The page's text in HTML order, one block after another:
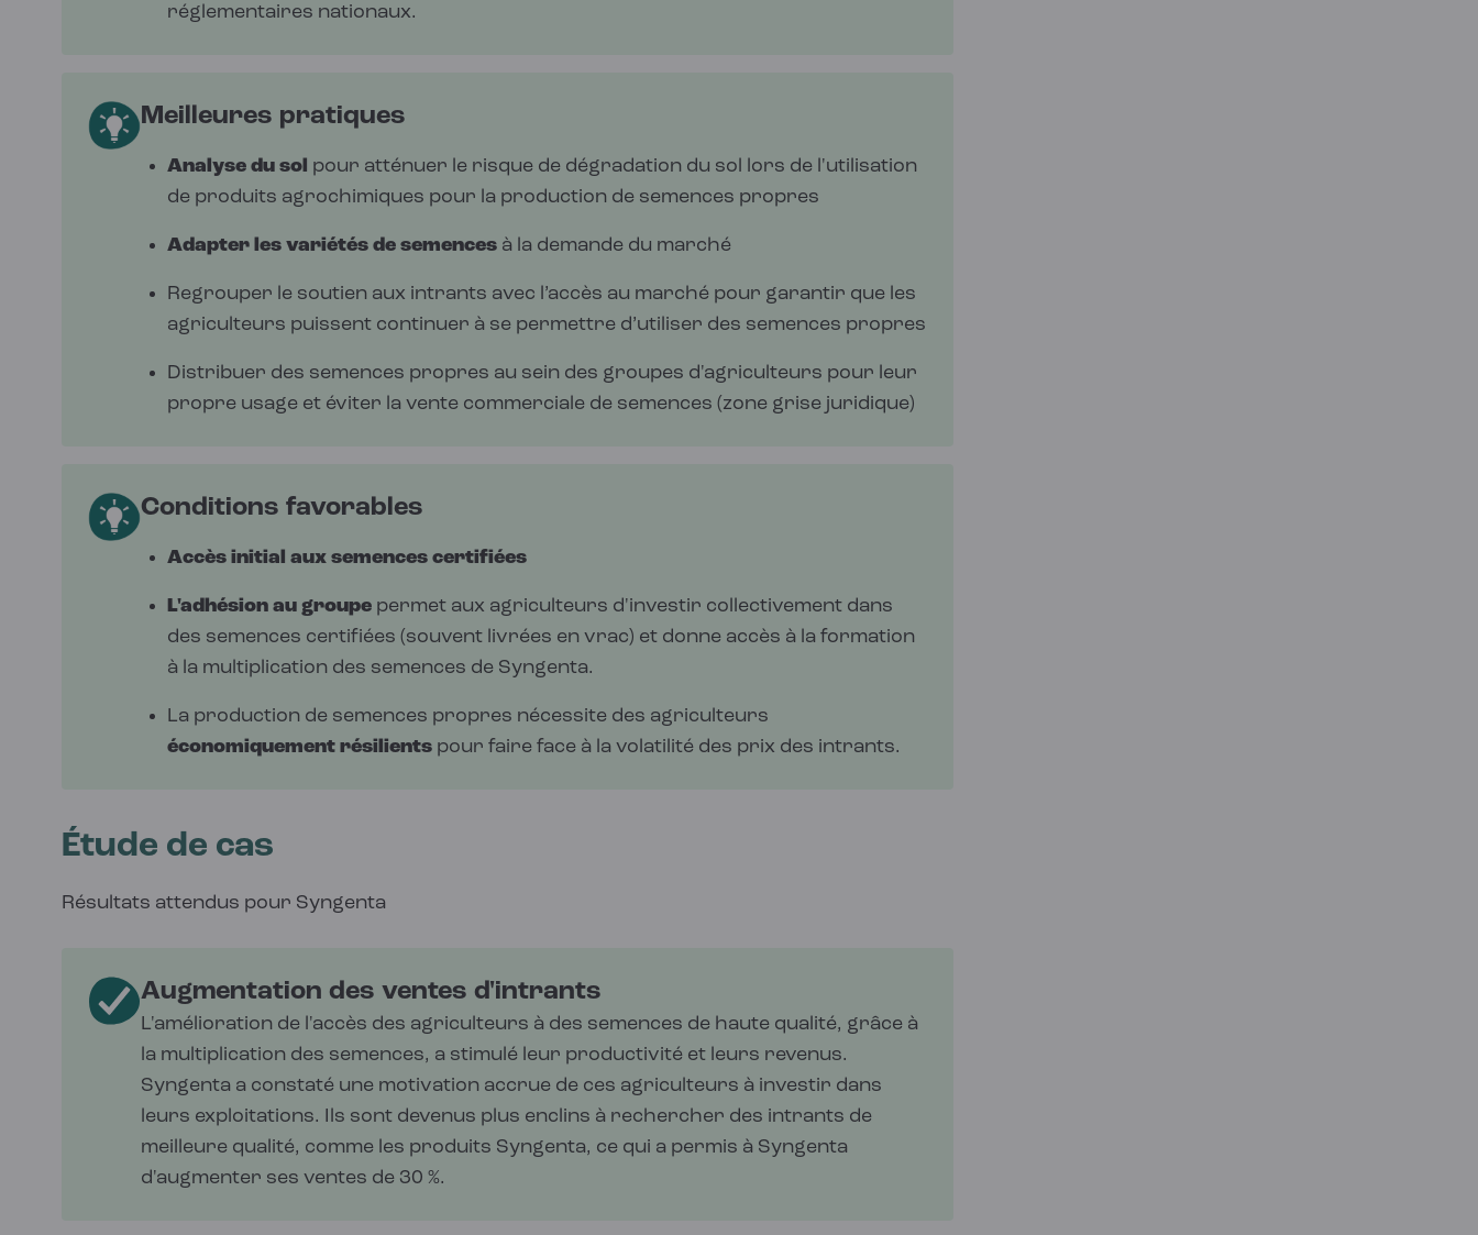
réglementaires nationaux.
Meilleures pratiques
Analyse du sol pour atténuer le risque de dégradation du sol lors de l'utilisation
de produits agrochimiques pour la production de semences propres
Adapter les variétés de semences à la demande du marché
Regrouper le soutien aux intrants avec l’accès au marché pour garantir que les
agriculteurs puissent continuer à se permettre d’utiliser des semences propres
Distribuer des semences propres au sein des groupes d'agriculteurs pour leur
propre usage et éviter la vente commerciale de semences (zone grise juridique)
Conditions favorables
Accès initial aux semences certifiées
L'adhésion au groupe permet aux agriculteurs d'investir collectivement dans
des semences certifiées (souvent livrées en vrac) et donne accès à la formation
à la multiplication des semences de Syngenta.
La production de semences propres nécessite des agriculteurs
économiquement résilients pour faire face à la volatilité des prix des intrants.
Étude de cas
Résultats attendus pour Syngenta
Augmentation des ventes d'intrants
L'amélioration de l'accès des agriculteurs à des semences de haute qualité, grâce à
la multiplication des semences, a stimulé leur productivité et leurs revenus.
Syngenta a constaté une motivation accrue de ces agriculteurs à investir dans
leurs exploitations. Ils sont devenus plus enclins à rechercher des intrants de
meilleure qualité, comme les produits Syngenta, ce qui a permis à Syngenta
d'augmenter ses ventes de 30 %.